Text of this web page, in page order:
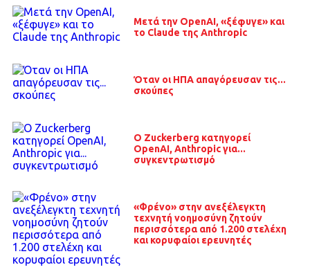
Μετά την OpenAI, «ξέφυγε» και
το Claude της Anthropic
Όταν οι ΗΠΑ απαγόρευσαν τις...
σκούπες
O Zuckerberg κατηγορεί
OpenAI, Anthropic για...
συγκεντρωτισμό
«Φρένο» στην ανεξέλεγκτη
τεχνητή νοημοσύνη ζητούν
περισσότερα από 1.200 στελέχη
και κορυφαίοι ερευνητές